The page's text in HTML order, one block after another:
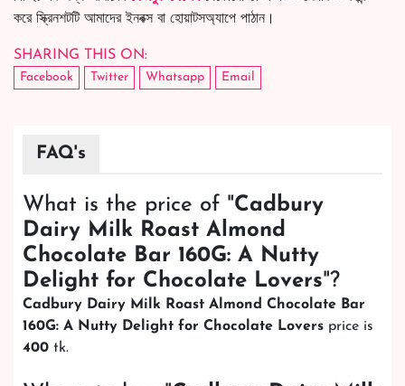
Dairy Milk Roast Almond
Delight for Chocolate Lovers
Cadbury Dairy Milk Roast Almond Chocolate Bar
Roast Almond Chocolate Bar
160G: A Nutty Delight for
Chocolate Lovers"?
Just click on Buy Nowand give us your name + mobile
number + address, we give home delivery all over
Bangladesh. See our delivery area
. Our delivery man
will go to all this place and give your product home